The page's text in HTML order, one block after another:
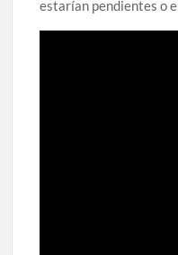
estarían pendientes o